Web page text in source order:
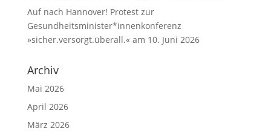
Auf nach Hannover! Protest zur
Gesundheitsminister*innenkonferenz
»sicher.versorgt.überall.« am 10. Juni 2026
Archiv
Mai 2026
April 2026
März 2026